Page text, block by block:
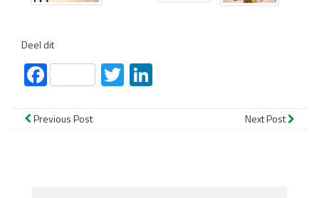
Deel dit
FacebookTwitter
Previous Post Next Post